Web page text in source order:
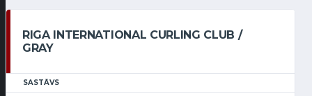
RIGA INTERNATIONAL CURLING CLUB /
GRAY
SASTĀVS